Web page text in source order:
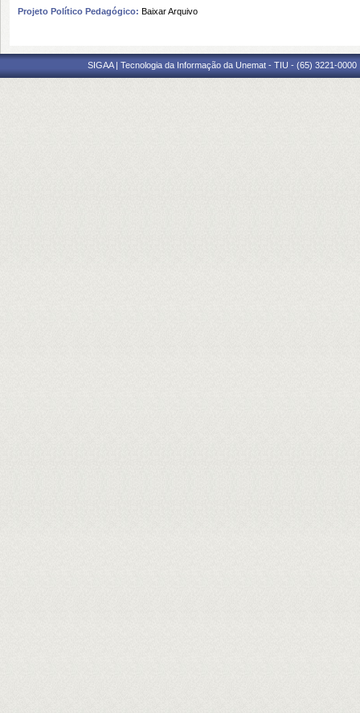
Projeto Político Pedagógico: Baixar Arquivo
SIGAA | Tecnologia da Informação da Unemat - TIU - (65) 3221-